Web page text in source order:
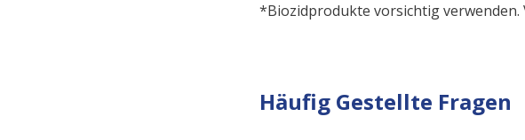
*Biozidprodukte vorsichtig
Häufig Gestellte Fragen